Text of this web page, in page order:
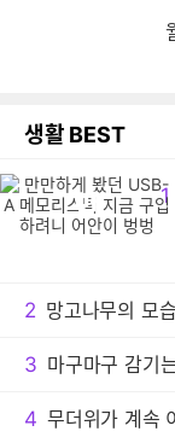
생활 BEST
1
만
2 망고나무의 모
3 마구마구 감기
4 무더위가 계속